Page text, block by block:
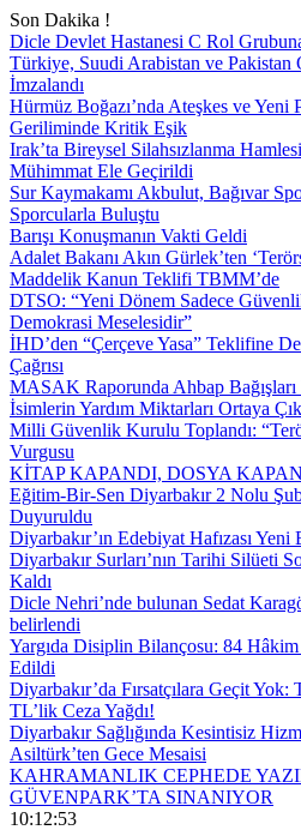
Son Dakika !
Dicle Devlet Hastanesi C Rol
Türkiye, Suudi Arabistan ve Pakistan
İmzalandı
Hürmüz Boğazı’nda Ateşkes ve
Geriliminde Kritik Eşik
Irak’ta Bireysel Silahsızlanma
Mühimmat Ele Geçirildi
Sur Kaymakamı Akbulut, Bağıvar
Sporcularla Buluştu
Barışı Konuşmanın Vakti Geldi
Adalet Bakanı Akın Gürlek’ten
Maddelik Kanun Teklifi TBMM’de
DTSO: “Yeni Dönem Sadece
Demokrasi Meselesidir”
İHD’den “Çerçeve Yasa” Teklifine
Çağrısı
MASAK Raporunda Ahbap Bağışları
İsimlerin Yardım Miktarları Ortaya
Milli Güvenlik Kurulu Toplandı:
Vurgusu
KİTAP KAPANDI, DOSYA
Eğitim-Bir-Sen Diyarbakır 2 Nolu
Duyuruldu
Diyarbakır’ın Edebiyat Hafızası Yeni
Diyarbakır Surları’nın Tarihi Silüeti
Kaldı
Dicle Nehri’nde bulunan Sedat
belirlendi
Yargıda Disiplin Bilançosu: 84
Edildi
Diyarbakır’da Fırsatçılara Geçit
TL’lik Ceza Yağdı!
Diyarbakır Sağlığında Kesintisiz
Asiltürk’ten Gece Mesaisi
KAHRAMANLIK CEPHEDE
GÜVENPARK’TA SINANIYOR
10:12:54